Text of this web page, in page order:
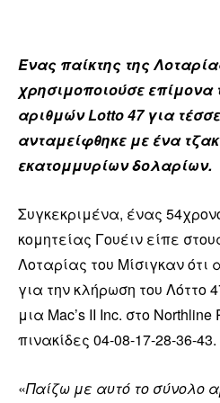
Ένας παίκτης της
χρησιμοποιούσε επίμονα
αριθμών Lotto 47 για
ανταμείφθηκε με ένα
εκατομμυρίων δολαρίων.
Συγκεκριμένα, ένας
κομητείας Γουέιν είπε
Λοταρίας του Μίσιγκαν ότι
για την κλήρωση του Λόττο
μια Mac’s II Inc. στο
πινακίδες 04-08-17-28-36-43.
«Παίζω με αυτό το σύνολο